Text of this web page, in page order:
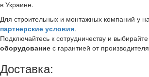
в Украине.
Для строительных и монтажных компаний у
партнерские условия.
Подключайтесь к сотрудничеству и выбирайте
оборудование с гарантией от
Доставка: